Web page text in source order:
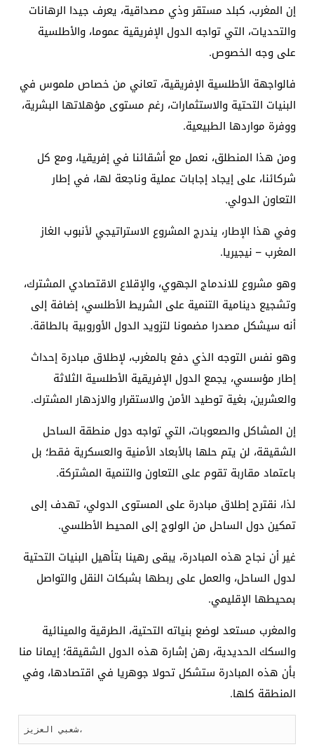
إن المغرب، کبلد مستقر وذي مصداقية، يعرف جيدا الرهانات
والتحديات، التي تواجه الدول الإفريقية عموما، والأطلسية
على وجه الخصوص.
فالواجهة الأطلسية الإفريقية، تعاني من خصاص ملموس في
البنيات التحتية والاستثمارات، رغم مستوى مؤهلاتها البشرية،
ووفرة مواردها الطبيعية.
ومن هذا المنطلق، نعمل مع أشقائنا في إفريقيا، ومع كل
شركائنا، على إيجاد إجابات عملية وناجعة لها، في إطار
التعاون الدولي.
وفي هذا الإطار، یندرج المشروع الاستراتيجي لأنبوب الغاز
المغرب – نيجيريا.
وهو مشروع للاندماج الجهوي، والإقلاع الاقتصادي المشترك،
وتشجيع دينامية التنمية على الشريط الأطلسي، إضافة إلى
أنه سيشكل مصدرا مضمونا لتزويد الدول الأوروبية بالطاقة.
وهو نفس التوجه الذي دفع بالمغرب، لإطلاق مبادرة إحداث
إطار مؤسسي، يجمع الدول الإفريقية الأطلسية الثلاثة
والعشرين، بغية توطيد الأمن والاستقرار والازدهار المشترك.
إن المشاكل والصعوبات، التي تواجه دول منطقة الساحل
الشقيقة، لن يتم حلها بالأبعاد الأمنية والعسكرية فقط؛ بل
باعتماد مقاربة تقوم على التعاون والتنمية المشتركة.
لذا، نقترح إطلاق مبادرة على المستوى الدولي، تهدف إلى
تمكين دول الساحل من الولوج إلى المحيط الأطلسي.
غير أن نجاح هذه المبادرة، يبقى رهينا بتأهيل البنيات التحتية
لدول الساحل، والعمل على ربطها بشبكات النقل والتواصل
بمحيطها الإقليمي.
والمغرب مستعد لوضع بنياته التحتية، الطرقية والمينائية
والسكك الحديدية، رهن إشارة هذه الدول الشقيقة؛ إيمانا منا
بأن هذه المبادرة ستشكل تحولا جوهريا في اقتصادها، وفي
المنطقة كلها.
شعبي العزيز،